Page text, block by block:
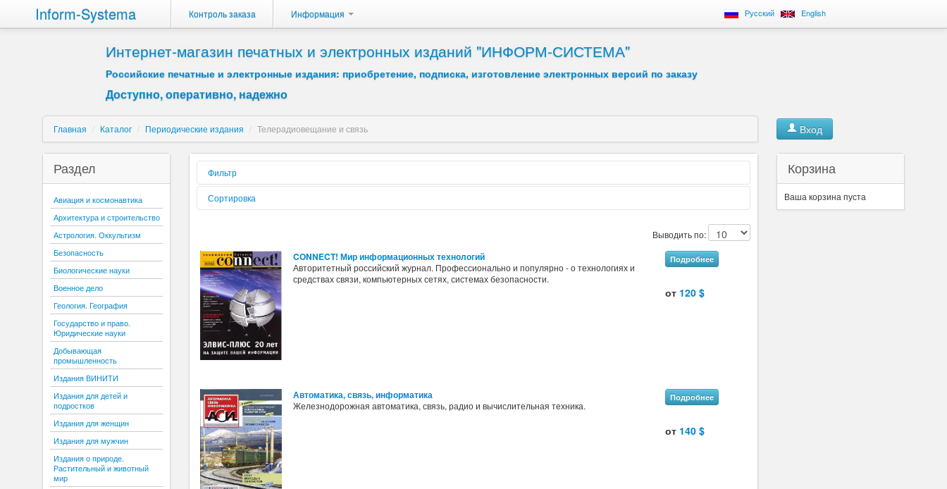
Inform-Systema Контроль заказа Информация Русский English
Интернет-магазин печатных и электронных изданий "ИНФОРМ-СИСТЕМА"
Российские печатные и электронные издания: приобретение, подписка, изготовление электронных версий по заказу
Доступно, оперативно, надежно
Главная / Каталог / Периодические издания / Телерадиовещание и связь Вход
Раздел
Авиация и космонавтика
Архитектура и строительство
Астрология. Оккультизм
Безопасность
Биологические науки
Военное дело
Геология. География
Государство и право.
Юридические науки
Добывающая
промышленность
Издания ВИНИТИ
Издания для детей и
подростков
Издания для женщин
Издания для мужчин
Издания о природе.
Растительный и животный
мир
Фильтр
Форма реализации:
Содержиться текст:
Буква:
Сортировка
Выводить по:
CONNECT! Мир информационных технологий
Авторитетный российский журнал. Профессионально и популярно - о технологиях и
средствах связи, компьютерных сетях, системах безопасности.
Подробнее
от 120 $
Автоматика, связь, информатика
Железнодорожная автоматика, связь, радио и вычислительная техника.
Подробнее
от 140 $
Корзина
Ваша корзина пуста